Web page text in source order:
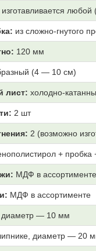
изготавливается
из сложно-гнутого
120 мм
(4 — 10 см)
лист: холодно-
2 шт
2 (возможно
+
МДФ в ассортименте
МДФ в ассортименте
диаметр — 10 мм
диаметр — 20